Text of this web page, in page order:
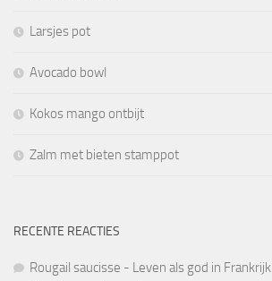
Larsjes pot
Avocado bowl
Kokos mango ontbijt
Zalm met bieten stamppot
RECENTE REACTIES
Rougail saucisse - Leven als god in Frankrijk